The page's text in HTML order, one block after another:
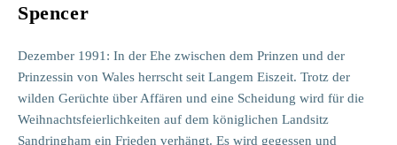
Spencer
Dezember 1991: In der Ehe zwischen dem Prinzen und der
Prinzessin von Wales herrscht seit Langem Eiszeit. Trotz der
wilden Gerüchte über Affären und eine Scheidung wird für die
Weihnachtsfeierlichkeiten auf dem königlichen Landsitz
Sandringham ein Frieden verhängt. Es wird gegessen und